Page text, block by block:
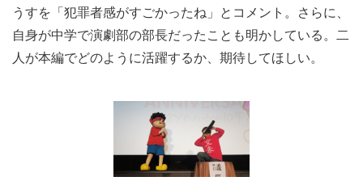
うすを「犯罪者感がすごかったね」とコメント。さらに、
自身が中学で演劇部の部長だったことも明かしている。二
人が本編でどのように活躍するか、期待してほしい。